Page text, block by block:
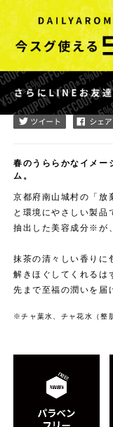
春のうららかなイメー
ム。
京都府南山城村の「放
と環境にやさしい製品
抽出した美容成分※が
抹茶の清々しい香りに
解きほぐしてくれるは
先まで至福の潤いを届
※チャ葉水、チャ花水（整